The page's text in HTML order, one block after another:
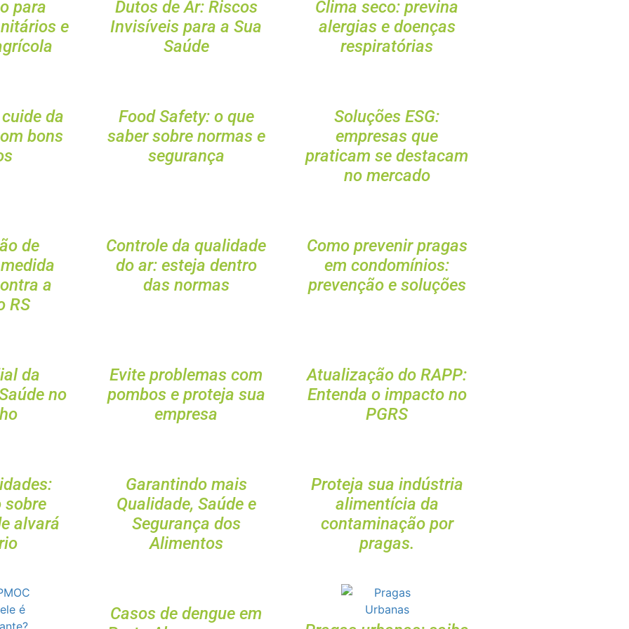
para
e
Dutos de Ar: Riscos
Invisíveis para a Sua
Saúde
Clima seco: previna
alergias e doenças
respiratórias
da
bons
Food Safety: o que
saber sobre normas e
segurança
Soluções ESG:
empresas que
praticam se destacam
no mercado
de
a
RS
Controle da qualidade
do ar: esteja dentro
das normas
Como prevenir pragas
em condomínios:
prevenção e soluções
da
no
Evite problemas com
pombos e proteja sua
empresa
Atualização do RAPP:
Entenda o impacto no
PGRS
sobre
alvará
Garantindo mais
Qualidade, Saúde e
Segurança dos
Alimentos
Proteja sua indústria
alimentícia da
contaminação por
pragas.
Casos de dengue em